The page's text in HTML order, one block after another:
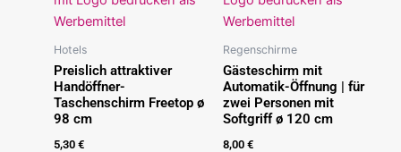
Hotels
Preislich attraktiver
Handöffner-
Taschenschirm Freetop ø
98 cm
5,30 €
Regenschirme
Gästeschirm mit
Automatik-Öffnung | für
zwei Personen mit
Softgriff ø 120 cm
8,00 €